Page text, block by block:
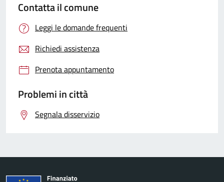
Contatta il comune
Leggi le domande frequenti
Richiedi assistenza
Prenota appuntamento
Problemi in città
Segnala disservizio